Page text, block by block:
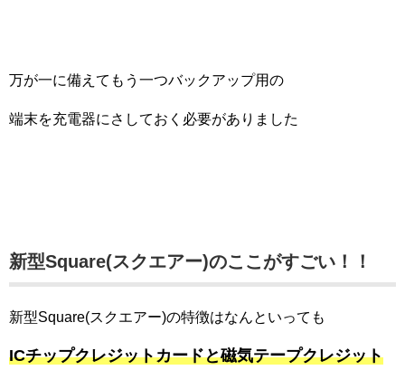
万が一に備えてもう一つバックアップ用の
端末を充電器にさしておく必要がありました
新型Square(スクエアー)のここがすごい！！
新型Square(スクエアー)の特徴はなんといっても
ICチップクレジットカードと磁気テープクレジット